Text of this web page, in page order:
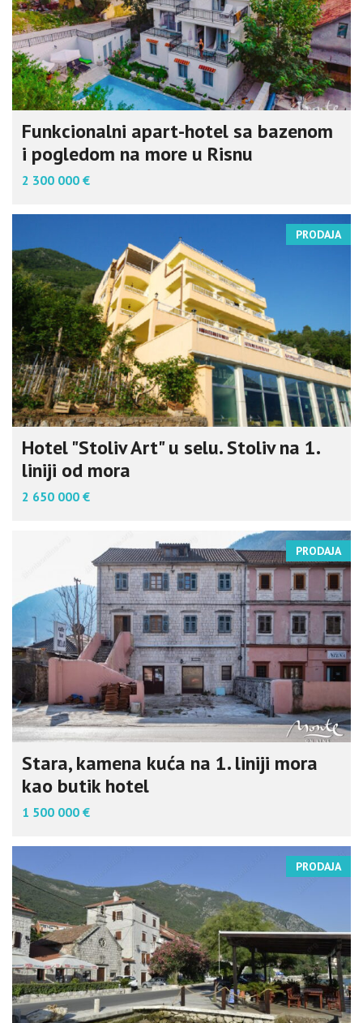
Funkcionalni apart-hotel sa bazenom
i pogledom na more u Risnu
2 300 000 €
PRODAJA
Hotel "Stoliv Art" u selu. Stoliv na 1.
liniji od mora
2 650 000 €
PRODAJA
Stara, kamena kuća na 1. liniji mora
kao butik hotel
1 500 000 €
PRODAJA